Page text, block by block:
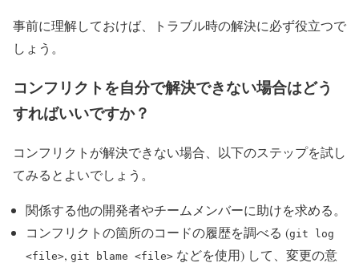
事前に理解しておけば、トラブル時の解決に必ず役立つで
しょう。
コンフリクトを自分で解決できない場合はどう
すればいいですか？
コンフリクトが解決できない場合、以下のステップを試し
てみるとよいでしょう。
関係する他の開発者やチームメンバーに助けを求める。
コンフリクトの箇所のコードの履歴を調べる (git log
<file>, git blame <file> などを使用) して、変更の意